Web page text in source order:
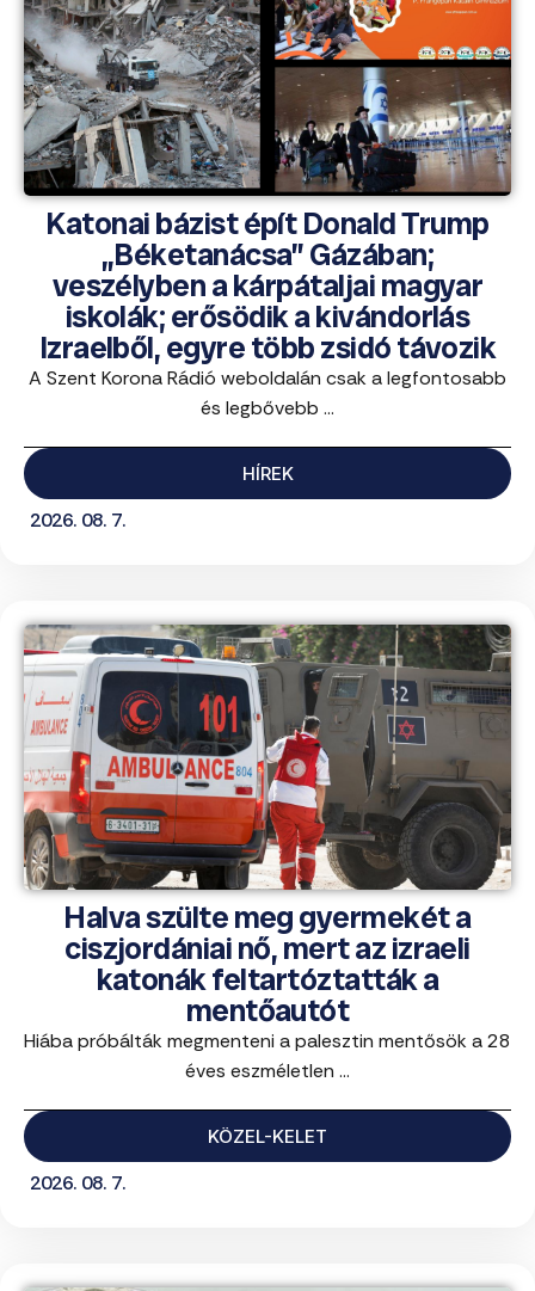
Katonai bázist épít Donald Trump
„Béketanácsa” Gázában;
veszélyben a kárpátaljai magyar
iskolák; erősödik a kivándorlás
Izraelből, egyre több zsidó távozik
A Szent Korona Rádió weboldalán csak a legfontosabb
és legbővebb ...
HÍREK
2026. 08. 7.
Halva szülte meg gyermekét a
ciszjordániai nő, mert az izraeli
katonák feltartóztatták a
mentőautót
Hiába próbálták megmenteni a palesztin mentősök a 28
éves eszméletlen ...
KÖZEL-KELET
2026. 08. 7.